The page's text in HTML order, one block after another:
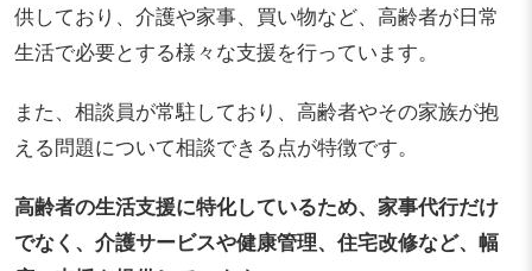
供しており、介護や家事、買い物など、高齢者が日常
生活で必要とする様々な支援を行っています。
また、相談員が常駐しており、高齢者やその家族が抱
える問題について相談できる点が特徴です。
高齢者の生活支援に特化しているため、家事代行だけ
でなく、介護サービスや健康管理、住宅改修など、幅